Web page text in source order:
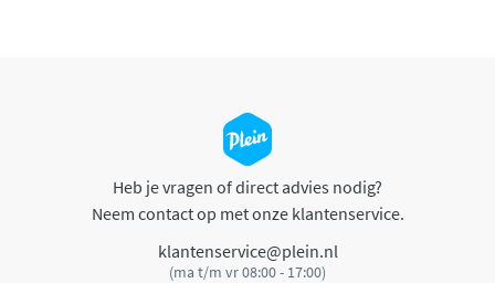
Heb je vragen of direct advies nodig?
Neem contact op met onze klantenservice.
klantenservice@plein.nl
(ma t/m vr 08:00 - 17:00)